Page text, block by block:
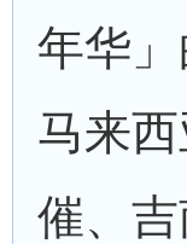
年华
马来
催、